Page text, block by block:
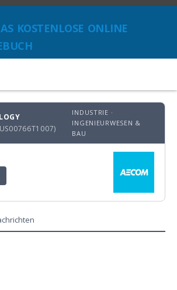
kostenlose online
IHRE TRANSAKTIONEN UND BEHALTEN SIE
IHRE ANLAGESTRATEGIE(N)
INDUSTRIE ·
INGENIEURWESEN &
BAU